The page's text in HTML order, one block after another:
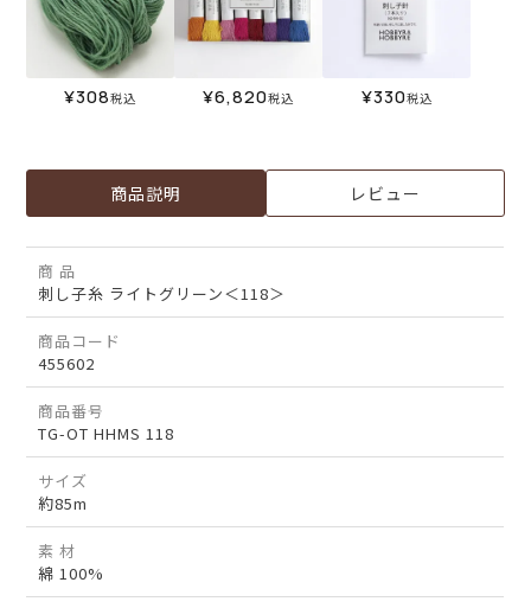
¥308税込 ¥6,820税込 ¥330税込
商品説明 レビュー
商 品
刺し子糸 ライトグリーン＜118＞
商品コード
455602
商品番号
TG-OT HHMS 118
サイズ
約85m
素 材
綿 100%